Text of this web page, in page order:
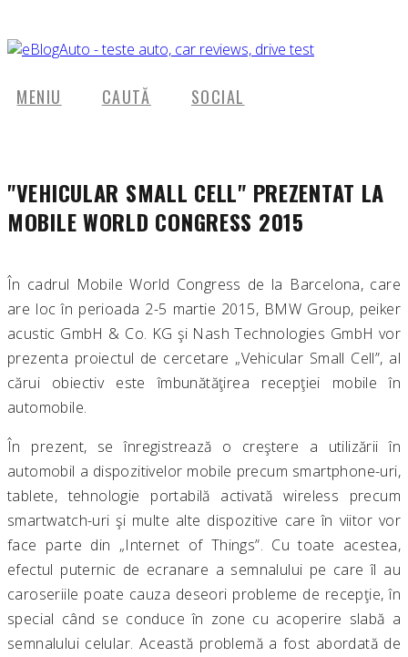
MENIU CAUTĂ SOCIAL
"VEHICULAR SMALL CELL" PREZENTAT LA
MOBILE WORLD CONGRESS 2015
În cadrul Mobile World Congress de la Barcelona, care
are loc în perioada 2-5 martie 2015, BMW Group, peiker
acustic GmbH & Co. KG şi Nash Technologies GmbH vor
prezenta proiectul de cercetare „Vehicular Small Cell”, al
cărui obiectiv este îmbunătăţirea recepţiei mobile în
automobile.
În prezent, se înregistrează o creştere a utilizării în
automobil a dispozitivelor mobile precum smartphone-uri,
tablete, tehnologie portabilă activată wireless precum
smartwatch-uri şi multe alte dispozitive care în viitor vor
face parte din „Internet of Things”. Cu toate acestea,
efectul puternic de ecranare a semnalului pe care îl au
caroseriile poate cauza deseori probleme de recepţie, în
special când se conduce în zone cu acoperire slabă a
semnalului celular. Această problemă a fost abordată de